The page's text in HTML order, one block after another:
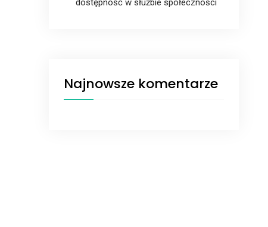
Najnowsze komentarze